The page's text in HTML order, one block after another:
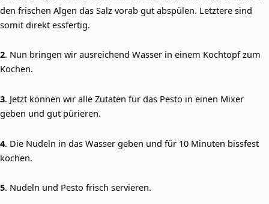
den frischen Algen das Salz vorab gut abspülen. Letztere sind
somit direkt essfertig.
2. Nun bringen wir ausreichend Wasser in einem Kochtopf zum
Kochen.
3. Jetzt können wir alle Zutaten für das Pesto in einen Mixer
geben und gut pürieren.
4. Die Nudeln in das Wasser geben und für 10 Minuten bissfest
kochen.
5. Nudeln und Pesto frisch servieren.